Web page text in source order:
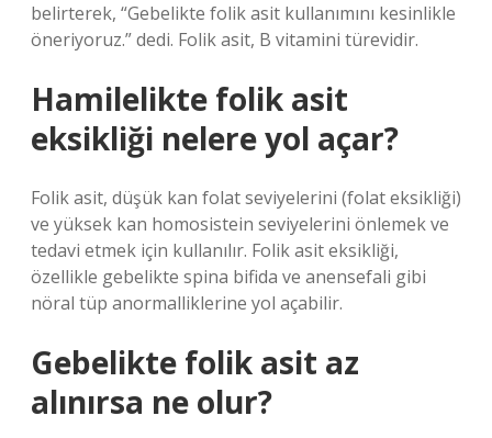
belirterek, “Gebelikte folik asit kullanımını kesinlikle
öneriyoruz.” dedi. Folik asit, B vitamini türevidir.
Hamilelikte folik asit
eksikliği nelere yol açar?
Folik asit, düşük kan folat seviyelerini (folat eksikliği)
ve yüksek kan homosistein seviyelerini önlemek ve
tedavi etmek için kullanılır. Folik asit eksikliği,
özellikle gebelikte spina bifida ve anensefali gibi
nöral tüp anormalliklerine yol açabilir.
Gebelikte folik asit az
alınırsa ne olur?